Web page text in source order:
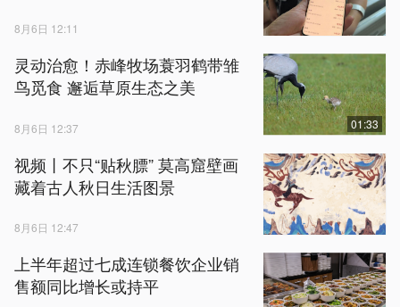
8月6日 12:11
灵动治愈！赤峰牧场蓑羽鹤带雏
鸟觅食 邂逅草原生态之美
8月6日 12:37 01:33
视频丨不只“贴秋膘” 莫高窟壁画
藏着古人秋日生活图景
8月6日 12:47
上半年超过七成连锁餐饮企业销
售额同比增长或持平